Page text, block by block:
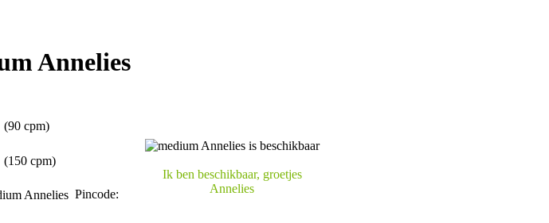
Annelies
(90 cpm)
Ik ben beschikbaar, groetjes
Annelies
(150 cpm)
Pincode: